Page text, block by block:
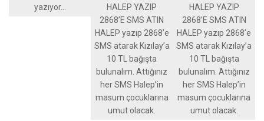
yazıyor…
HALEP YAZIP
2868’E SMS ATIN
HALEP yazıp 2868’e
SMS atarak Kızılay’a
10 TL bağışta
bulunalım. Attığınız
her SMS Halep’in
masum çocuklarına
umut olacak.
HALEP YAZIP
2868’E SMS ATIN
HALEP yazıp 2868’e
SMS atarak Kızılay’a
10 TL bağışta
bulunalım. Attığınız
her SMS Halep’in
masum çocuklarına
umut olacak.